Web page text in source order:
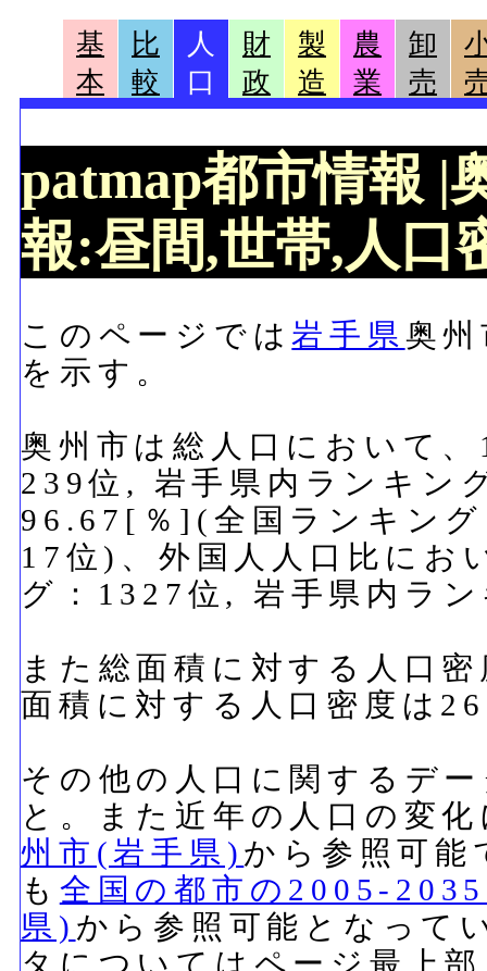
基
本
比
較
人
口
財
政
製
造
農
業
卸
売
patmap都市情報 |
報:昼間,世帯,人口
このページでは岩手県 奥
を示す。
奥州市は総人口において
239位, 岩手県内ランキン
96.67[％](全国ランキン
17位)、外国人人口比に
グ：1327位, 岩手県内ラ
また総面積に対する人口
面積に対する人口密度は
その他の人口に関するデ
と。また近年の人口の変
州市(岩手県) から参照可能
も 全国の都市の2005-
県) から参照可能となって
タについてはページ最上